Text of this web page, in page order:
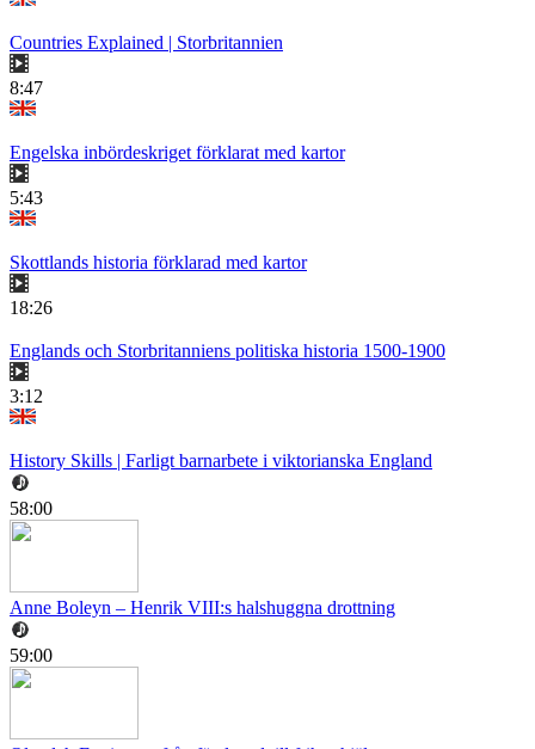
Countries Explained | Storbritannien
8:47
Engelska inbördeskriget förklarat med kartor
5:43
Skottlands historia förklarad med kartor
18:26
Englands och Storbritanniens politiska historia 1500-1900
3:12
History Skills | Farligt barnarbete i viktorianska England
58:00
Anne Boleyn – Henrik VIII:s halshuggna drottning
59:00